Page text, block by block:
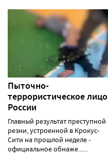
Пыточно-
террористическое лицо
России
Главный результат преступной
резни, устроенной в Крокус-
Сити на прошлой неделе -
официальное обнаже......